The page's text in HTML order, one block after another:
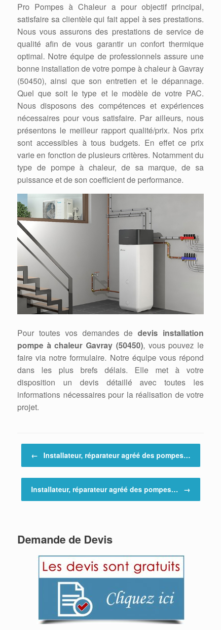
Pro Pompes à Chaleur a pour objectif principal,
satisfaire sa clientèle qui fait appel à ses prestations.
Nous vous assurons des prestations de service de
qualité afin de vous garantir un confort thermique
optimal. Notre équipe de professionnels assure une
bonne installation de votre pompe à chaleur à Gavray
(50450), ainsi que son entretien et le dépannage.
Quel que soit le type et le modèle de votre PAC.
Nous disposons des compétences et expériences
nécessaires pour vous satisfaire. Par ailleurs, nous
présentons le meilleur rapport qualité/prix. Nos prix
sont accessibles à tous budgets. En effet ce prix
varie en fonction de plusieurs critères. Notamment du
type de pompe à chaleur, de sa marque, de sa
puissance et de son coefficient de performance.
Pour toutes vos demandes dedevis installation
pompe à chaleur Gavray (50450), vous pouvez le
faire via notre formulaire. Notre équipe vous répond
dans les plus brefs délais. Elle met à votre
disposition un devis détaillé avec toutes les
informations nécessaires pour la réalisation de votre
projet.
← Installateur, réparateur agréé des pompes…
Installateur, réparateur agréé des pompes… →
Demande de Devis